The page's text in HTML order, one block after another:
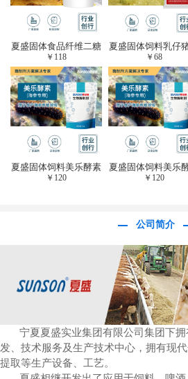
夏盛固体食品纤维二糖
酶(植物提取专用酶/用
于虎杖白藜芦醇提
取)FFG-0656
￥ 118
夏盛固体饲料乳仔
用复合酶SFG-0932
￥ 68
夏盛固体饲料美乐酵素
(水产海参海胆专
￥ 120
夏盛固体饲料美乐
(水产海参海胆专
￥ 120
公司简介
宁夏夏盛实业集团有限公司集团下拥
发、技术服务及生产技术中心，拥有现
提取等生产设备、工艺。